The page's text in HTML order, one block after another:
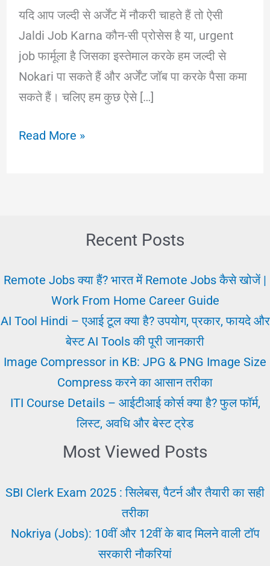
यदि आप जल्दी से अर्जेंट में नौकरी चाहते हैं तो ऐसी
Jaldi Job Karna कौन-सी प्रोसेस है या, urgent
job फार्मूला है जिसका इस्तेमाल करके हम जल्दी से
Nokari पा सकते हैं और अर्जेंट जॉब पा करके पैसा कमा
सकते हैं। चलिए हम कुछ ऐसे […]
जल्दी
Jaldi
Karna
अर्जेंट
पाये
Read More »
Recent Posts
Remote Jobs क्या हैं? भारत में Remote Jobs कैसे खोजें |
Work From Home Career Guide
AI Tool Hindi – एआई टूल क्या है? उपयोग, प्रकार, फायदे और
बेस्ट AI Tools की पूरी जानकारी
Image Compressor in KB: JPG & PNG Image Size
Compress करने का आसान तरीका
ITI Course Details – आईटीआई कोर्स क्या है? फुल फॉर्म,
लिस्ट, अवधि और बेस्ट ट्रेड
Most Viewed Posts
SBI Clerk Exam 2025 : सिलेबस, पैटर्न और तैयारी का सही
तरीका
Nokriya (Jobs): 10वीं और 12वीं के बाद मिलने वाली टॉप
सरकारी नौकरियां